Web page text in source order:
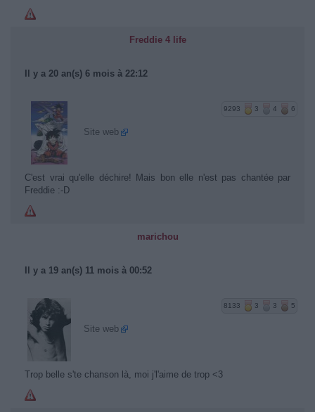
Freddie 4 life
Il y a 20 an(s) 6 mois à 22:12
9293 3 4 6
Site web
C'est vrai qu'elle déchire! Mais bon elle n'est pas chantée par
Freddie :-D
marichou
Il y a 19 an(s) 11 mois à 00:52
8133 3 3 5
Site web
Trop belle s'te chanson là, moi j'l'aime de trop <3